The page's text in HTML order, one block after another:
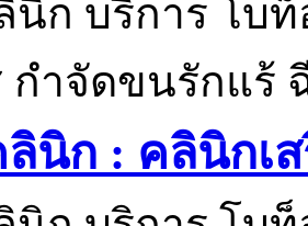
ก บริการ โบ
ำจัดขนรักแร้
นิก : คลินิกเ